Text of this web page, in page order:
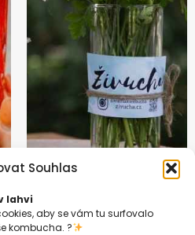
Souhlas
lahvi
aby se vám tu surfovalo
kombucha. ?